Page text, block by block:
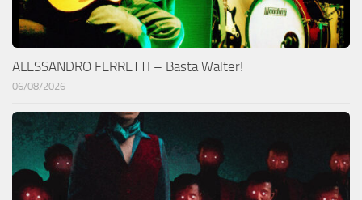
ALESSANDRO FERRETTI – Basta Walter!
06/08/2026